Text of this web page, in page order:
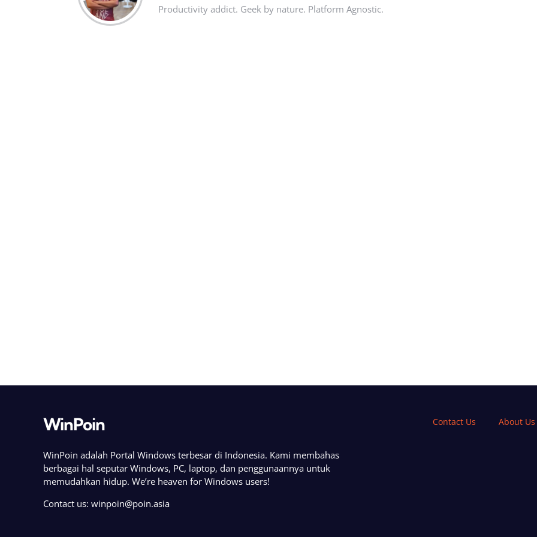
Productivity addict. Geek by nature. Platform Agnostic.
WinPoin
WinPoin adalah Portal Windows terbesar di Indonesia. Kami membahas
berbagai hal seputar Windows, PC, laptop, dan penggunaannya untuk
memudahkan hidup. We’re heaven for Windows users!
Contact us: winpoin@poin.asia
Contact Us About Us